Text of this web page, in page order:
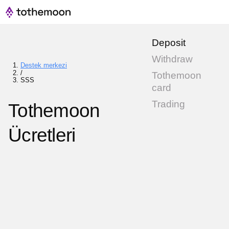
Destek merkezi
/
SSS
Tothemoon
Ücretleri
Deposit
Withdraw
Tothemoon
card
Trading